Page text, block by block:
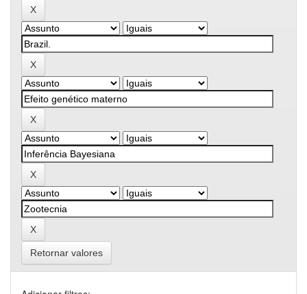
Retornar valores